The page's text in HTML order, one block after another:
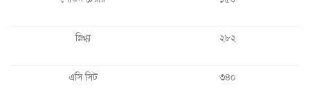
স্নিগ্ধা ২৮২
এসি সিট ৩৪০